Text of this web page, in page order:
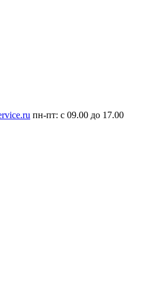
пн-пт: с 09.00 до 17.00